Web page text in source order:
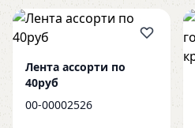
Лента ассорти по
40руб
00-00002526